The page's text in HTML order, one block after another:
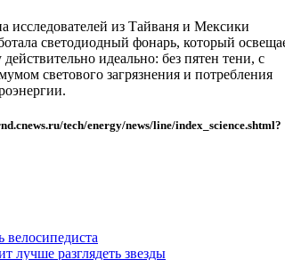
исследователей из Тайваня и Мексики
светодиодный фонарь, который
действительно идеально: без пятен тени, с
светового загрязнения и потребления
tech/energy/news/line/index_science.shtml?
лучше разглядеть звезды